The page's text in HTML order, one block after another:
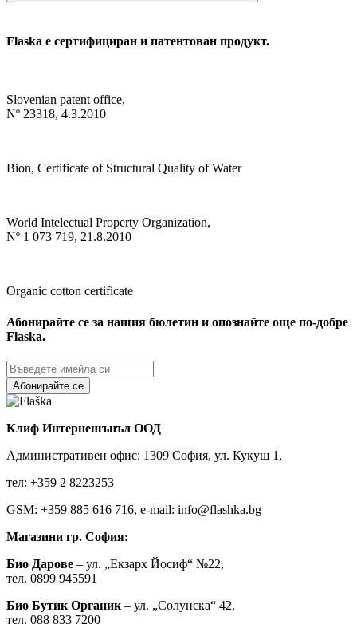
Flaska е сертифициран и патентован продукт.
Slovenian patent office,
Nº 23318, 4.3.2010
Bion, Certificate of Structural Quality of Water
World Intelectual Property Organization,
Nº 1 073 719, 21.8.2010
Organic cotton certificate
Абонирайте се за нашия бюлетин и опознайте още по-добре
Flaska.
Абонирайте се
Клиф Интернешънъл ООД
Административен офис: 1309 София, ул. Кукуш 1,
тел: +359 2 8223253
GSM: +359 885 616 716, e-mail: info@flashka.bg
Магазини гр. София:
Био Дарове – ул. „Екзарх Йосиф“ №22,
тел. 0899 945591
Био Бутик Органик – ул. „Солунска“ 42,
тел. 088 833 7200